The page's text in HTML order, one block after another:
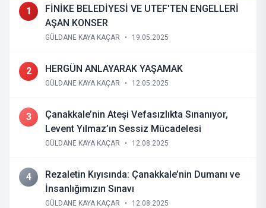
1
FİNİKE BELEDİYESİ VE UTEF'TEN ENGELLERİ
AŞAN KONSER
GÜLDANE KAYA KAÇAR • 19.05.2025
2 HERGÜN ANLAYARAK YAŞAMAK
GÜLDANE KAYA KAÇAR • 12.05.2025
3
Çanakkale’nin Ateşi Vefasızlıkta Sınanıyor,
Levent Yılmaz’ın Sessiz Mücadelesi
GÜLDANE KAYA KAÇAR • 12.08.2025
4
Rezaletin Kıyısında: Çanakkale’nin Dumanı ve
İnsanlığımızın Sınavı
GÜLDANE KAYA KAÇAR • 12.08.2025